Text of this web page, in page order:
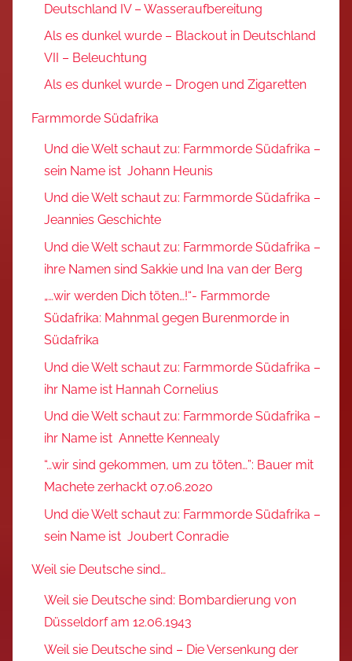
Deutschland IV – Wasseraufbereitung
Als es dunkel wurde – Blackout in Deutschland
VII – Beleuchtung
Als es dunkel wurde – Drogen und Zigaretten
Farmmorde Südafrika
Und die Welt schaut zu: Farmmorde Südafrika –
sein Name ist Johann Heunis
Und die Welt schaut zu: Farmmorde Südafrika –
Jeannies Geschichte
Und die Welt schaut zu: Farmmorde Südafrika –
ihre Namen sind Sakkie und Ina van der Berg
„…wir werden Dich töten…!“- Farmmorde
Südafrika: Mahnmal gegen Burenmorde in
Südafrika
Und die Welt schaut zu: Farmmorde Südafrika –
ihr Name ist Hannah Cornelius
Und die Welt schaut zu: Farmmorde Südafrika –
ihr Name ist Annette Kennealy
“…wir sind gekommen, um zu töten…”: Bauer mit
Machete zerhackt 07.06.2020
Und die Welt schaut zu: Farmmorde Südafrika –
sein Name ist Joubert Conradie
Weil sie Deutsche sind…
Weil sie Deutsche sind: Bombardierung von
Düsseldorf am 12.06.1943
Weil sie Deutsche sind – Die Versenkung der